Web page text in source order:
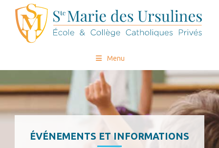
Menu
ÉVÉNEMENTS ET INFORMATIONS